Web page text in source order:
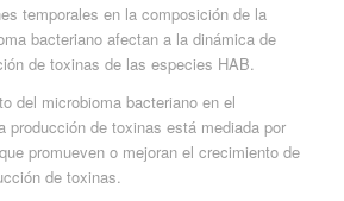
temporales en la composición de la
bacteriano afectan a la dinámica de
de toxinas de las especies HAB.
del microbioma bacteriano en el
producción de toxinas está mediada por
promueven o mejoran el crecimiento de
de toxinas.